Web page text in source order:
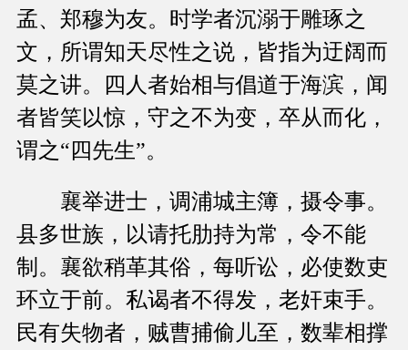
孟、郑穆为友。时学者沉溺于雕琢之
文，所谓知天尽性之说，皆指为迂阔而
莫之讲。四人者始相与倡道于海滨，闻
者皆笑以惊，守之不为变，卒从而化，
谓之“四先生”。
襄举进士，调浦城主簿，摄令事。
县多世族，以请托肋持为常，令不能
制。襄欲稍革其俗，每听讼，必使数吏
环立于前。私谒者不得发，老奸束手。
民有失物者，贼曹捕偷儿至，数辈相撑